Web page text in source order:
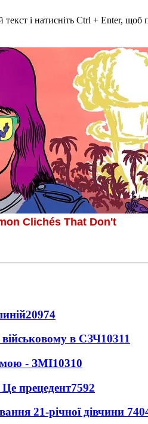
і натисніть Ctrl + Enter, щоб
20974
в СЗЧ10311
- ЗМІ10310
прецедент7592
21-річної дівчини